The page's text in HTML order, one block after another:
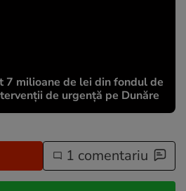
7 milioane de lei din fondul de
de urgență pe Dunăre
1 comentariu